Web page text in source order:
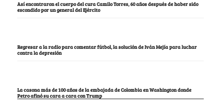
Así encontraron el cuerpo del cura Camilo Torres, 60 años después de haber sido
escondido por un general del Ejército
Regresar a la radio para comentar fútbol, la solución de Iván Mejía para luchar
contra la depresión
La casona más de 100 años de la embajada de Colombia en Washington donde
Petro afinó su cara a cara con Trump